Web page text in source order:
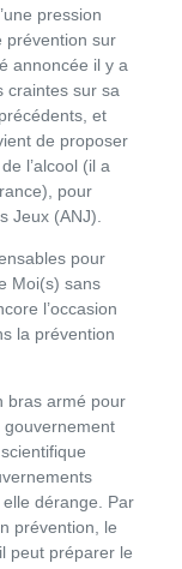
pression
prévention sur
annoncée il y a
craintes sur sa
et
de proposer
l’alcool (il a
pour
Jeux (ANJ).
pour
Moi(s) sans
l’occasion
la prévention
bras armé pour
gouvernement
dérange. Par
prévention, le
peut préparer le